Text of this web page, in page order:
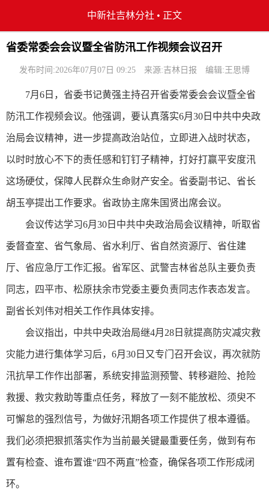
中新社吉林分社 • 正文
省委常委会会议暨全省防汛工作视频会议召开
发布时间:2026年07月07日 09:25 来源:吉林日报 编辑:王思博
7月6日，省委书记黄强主持召开省委常委会会议暨全省
防汛工作视频会议。他强调，要认真落实6月30日中共中央政
治局会议精神，进一步提高政治站位，立即进入战时状态，
以时时放心不下的责任感和钉钉子精神，打好打赢平安度汛
这场硬仗，保障人民群众生命财产安全。省委副书记、省长
胡玉亭提出工作要求。省政协主席朱国贤出席会议。
会议传达学习6月30日中共中央政治局会议精神，听取省
委督查室、省气象局、省水利厅、省自然资源厅、省住建
厅、省应急厅工作汇报。省军区、武警吉林省总队主要负责
同志，四平市、松原扶余市党委主要负责同志作表态发言。
副省长刘伟对相关工作作具体安排。
会议指出，中共中央政治局继4月28日就提高防灾减灾救
灾能力进行集体学习后，6月30日又专门召开会议，再次就防
汛抗旱工作作出部署，系统安排监测预警、转移避险、抢险
救援、救灾救助等重点任务，释放了一刻不能放松、须臾不
可懈怠的强烈信号，为做好汛期各项工作提供了根本遵循。
我们必须把狠抓落实作为当前最关键最重要任务，做到有布
置有检查、谁布置谁“四不两直”检查，确保各项工作形成闭
环。